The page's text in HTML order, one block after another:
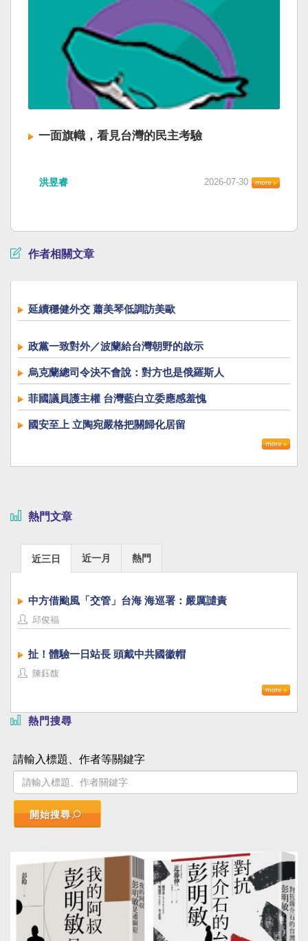
一面旗幟，看見台灣的民主考驗
洪昱睿 2026-07-30
作者相關文章
延續穩健外交 蕭美琴低調訪美歐
政黨一致對外／波蘭給台灣朝野的啟示
烏克蘭總司令決不會說：對方也是俄羅斯人
菲國議員護主權 台灣藍白立委應感羞愧
國安至上 立陶宛嚴格把關歸化居留
熱門文章
近三日 近一月 熱門
中方借颱風「交管」台海 海巡署：嚴厲譴責
邱俊福
扯！體驗一日站長 頭戴中共國徽帽
陳鈺馥
熱門搜尋
請輸入標題、作者等關鍵字
開始搜尋